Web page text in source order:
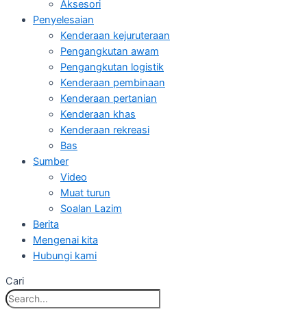
Aksesori
Penyelesaian
Kenderaan kejuruteraan
Pengangkutan awam
Pengangkutan logistik
Kenderaan pembinaan
Kenderaan pertanian
Kenderaan khas
Kenderaan rekreasi
Bas
Sumber
Video
Muat turun
Soalan Lazim
Berita
Mengenai kita
Hubungi kami
Cari